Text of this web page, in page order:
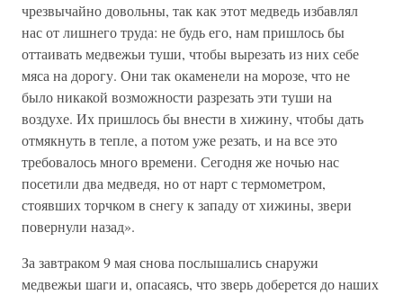
чрезвычайно довольны, так как этот медведь избавлял
нас от лишнего труда: не будь его, нам пришлось бы
оттаивать медвежьи туши, чтобы вырезать из них себе
мяса на дорогу. Они так окаменели на морозе, что не
было никакой возможности разрезать эти туши на
воздухе. Их пришлось бы внести в хижину, чтобы дать
отмякнуть в тепле, а потом уже резать, и на все это
требовалось много времени. Сегодня же ночью нас
посетили два медведя, но от нарт с термометром,
стоявших торчком в снегу к западу от хижины, звери
повернули назад».
За завтраком 9 мая снова послышались снаружи
медвежьи шаги и, опасаясь, что зверь доберется до наших